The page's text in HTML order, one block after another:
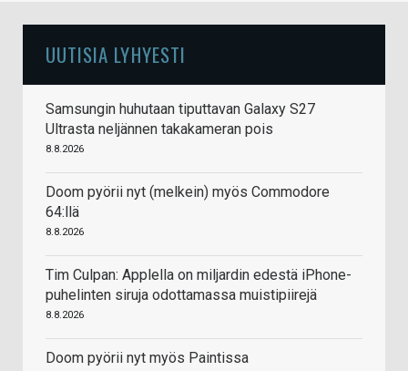
UUTISIA LYHYESTI
Samsungin huhutaan tiputtavan Galaxy S27
Ultrasta neljännen takakameran pois
8.8.2026
Doom pyörii nyt (melkein) myös Commodore
64:llä
8.8.2026
Tim Culpan: Applella on miljardin edestä iPhone-
puhelinten siruja odottamassa muistipiirejä
8.8.2026
Doom pyörii nyt myös Paintissa